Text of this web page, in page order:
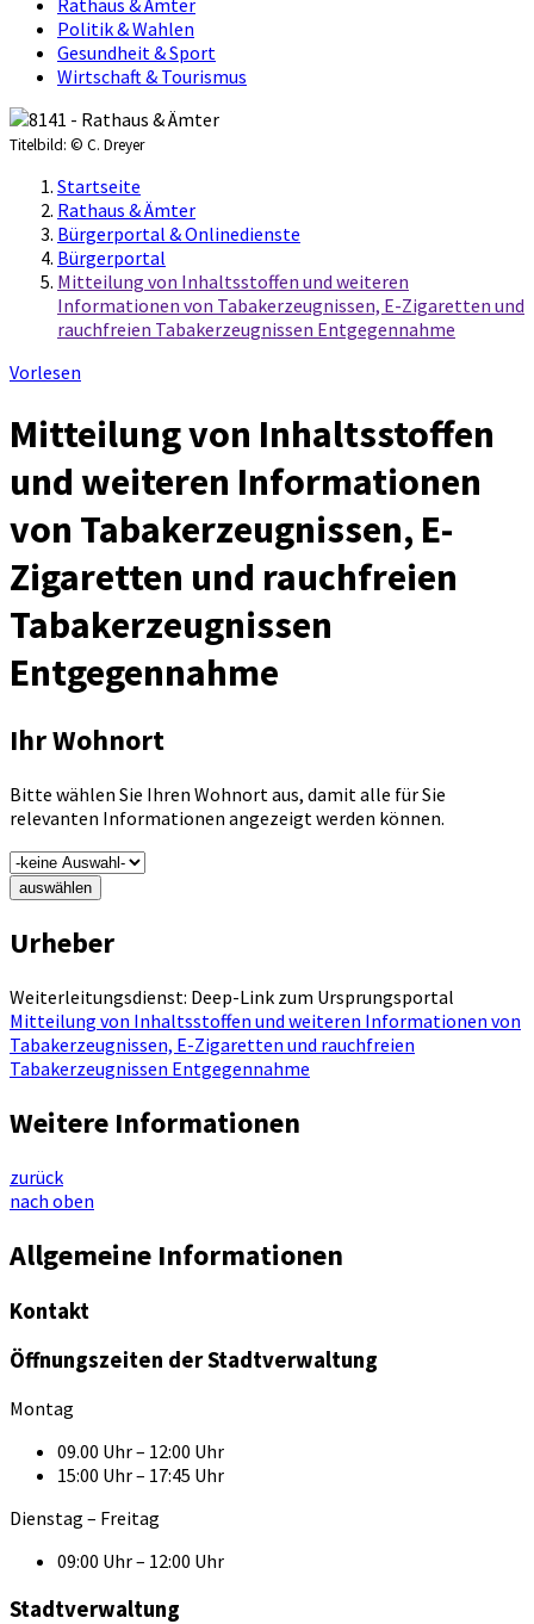
Rathaus & Ämter
Politik & Wahlen
Gesundheit & Sport
Wirtschaft & Tourismus
Titelbild: © C. Dreyer
Startseite
Rathaus & Ämter
Bürgerportal & Onlinedienste
Bürgerportal
Mitteilung von Inhaltsstoffen und weiteren
Informationen von Tabakerzeugnissen, E-Zigaretten und
rauchfreien Tabakerzeugnissen Entgegennahme
Vorlesen
Mitteilung von Inhaltsstoffen
und weiteren Informationen
von Tabakerzeugnissen, E-
Zigaretten und rauchfreien
Tabakerzeugnissen
Entgegennahme
Ihr Wohnort
Bitte wählen Sie Ihren Wohnort aus, damit alle für Sie
relevanten Informationen angezeigt werden können.
auswählen
Urheber
Weiterleitungsdienst: Deep-Link zum Ursprungsportal
Mitteilung von Inhaltsstoffen und weiteren Informationen von
Tabakerzeugnissen, E-Zigaretten und rauchfreien
Tabakerzeugnissen Entgegennahme
Weitere Informationen
zurück
nach oben
Allgemeine Informationen
Kontakt
Öffnungszeiten der Stadtverwaltung
Montag
09.00 Uhr – 12:00 Uhr
15:00 Uhr – 17:45 Uhr
Dienstag – Freitag
09:00 Uhr – 12:00 Uhr
Stadtverwaltung